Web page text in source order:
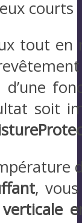
courts
tout
d’une
soit
,